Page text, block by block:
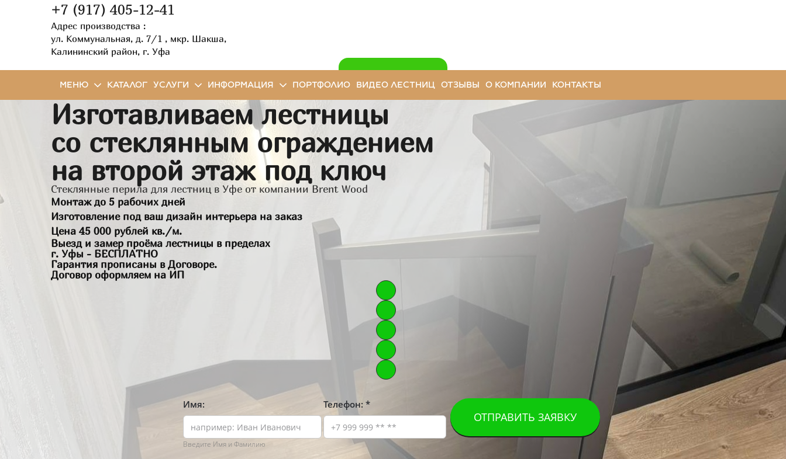
+7 (917) 405-12-41
Адрес производства :
ул. Коммунальная, д. 7/1 , мкр. Шакша,
Калининский район, г. Уфа
ЗАКАЗАТЬ ЗВОНОК
КАТАЛОГ ЛЕСТНИЦ
деревянные лестницы•изготовление•монтаж•обшивка•покраска
МЕНЮ КАТАЛОГ УСЛУГИ ИНФОРМАЦИЯ ПОРТФОЛИО ВИДЕО ЛЕСТНИЦ ОТЗЫВЫ О КОМПАНИИ КОНТАКТЫ
Изготавливаем лестницы
со стеклянным ограждением
на второй этаж под ключ
Стеклянные перила для лестниц в Уфе от компании Brent Wood
Монтаж до 5 рабочих дней
Изготовление под ваш дизайн интерьера на заказ
Цена 45 000 рублей кв./м.
Выезд и замер проёма лестницы в пределах
г. Уфы - БЕСПЛАТНО
Гарантия прописаны в Договоре.
Договор оформляем на ИП
Имя:
Введите Имя и Фамилию
Телефон:
ОТПРАВИТЬ ЗАЯВКУ